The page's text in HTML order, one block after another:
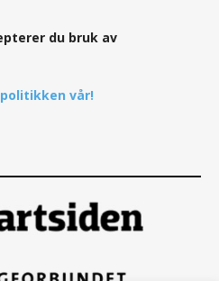
du bruk av
vår!